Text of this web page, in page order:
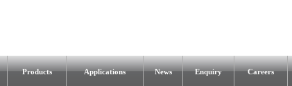
Products Applications News Enquiry Careers